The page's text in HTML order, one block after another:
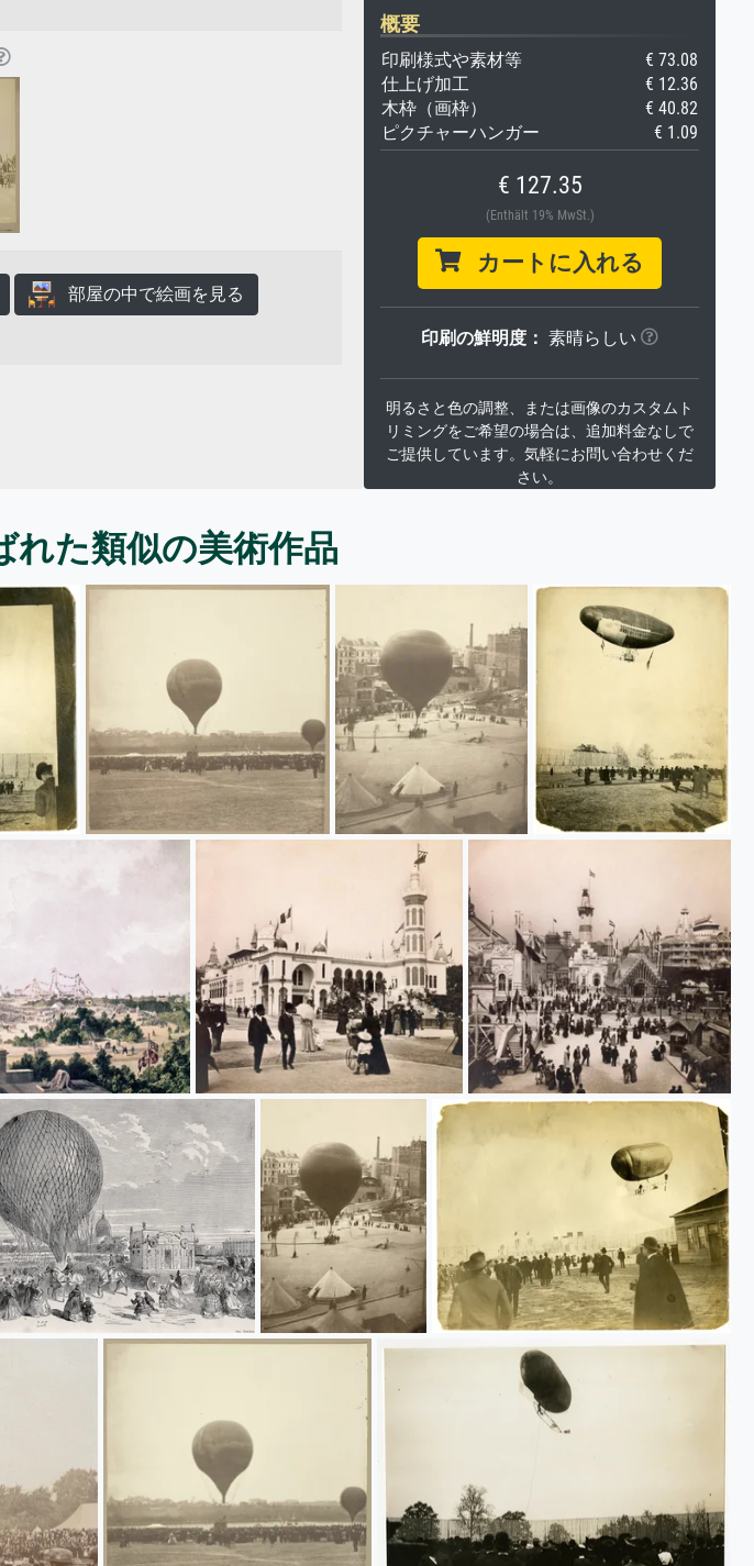
部屋の中で絵画を見る
概要
印刷様式や素材等
€ 73.08
仕上げ加工
€ 12.36
木枠（画枠）
€ 40.82
ピクチャーハンガー
€ 1.09
€ 127.35
(Enthält 19% MwSt.)
カートに入れる
印刷の鮮明度： 素晴らしい
明るさと色の調整、または画像のカスタムト
リミングをご希望の場合は、追加料金なしで
ご提供しています。気軽にお問い合わせくだ
さい。
れた類似の美術作品